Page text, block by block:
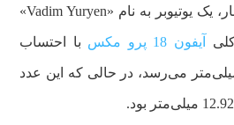
پشتیبانی می‌شود. اولین بار، یک یوتیوبر به نام «Vadim Yuryen»
آیفون 18 پرو مکس با احتساب
دوربین به 13.77 میلی‌متر می‌رسد، در حالی که این عدد